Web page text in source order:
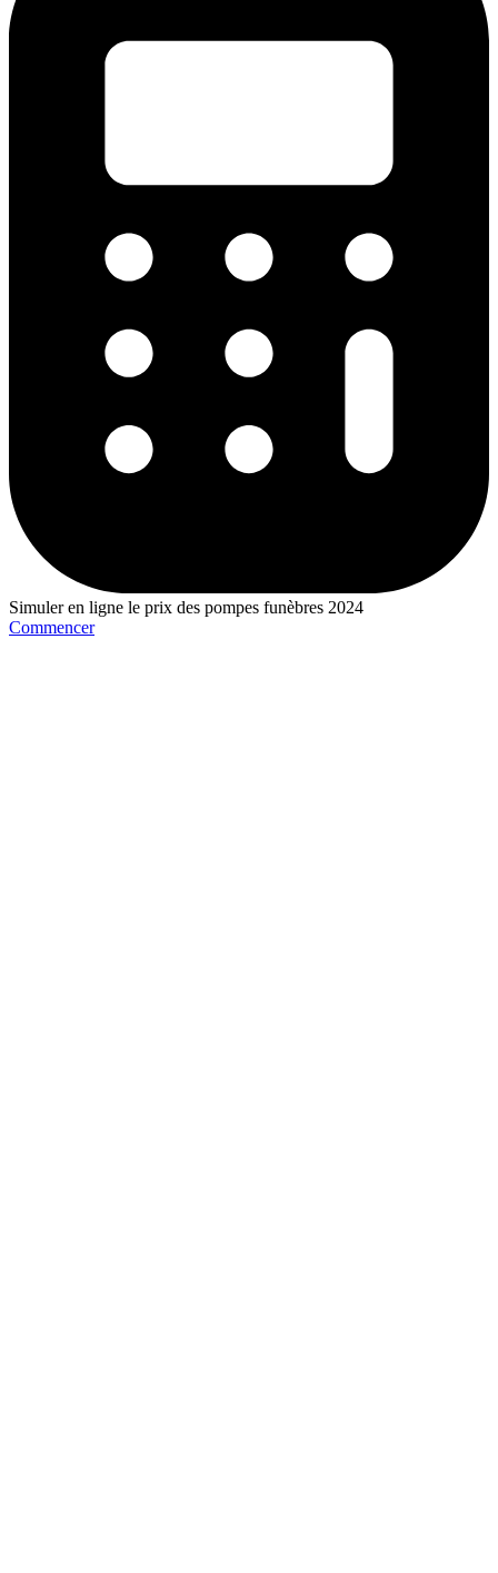
Simuler en ligne le prix des pompes funèbres 2024
Commencer